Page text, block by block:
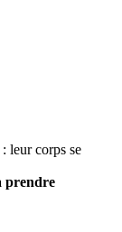
leur corps se
prendre